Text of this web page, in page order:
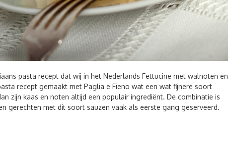
pasta recept dat wij in het Nederlands Fettucine met walnoten en
recept gemaakt met Paglia e Fieno wat een wat fijnere soort
zijn kaas en noten altijd een populair ingrediënt. De combinatie is
gerechten met dit soort sauzen vaak als eerste gang geserveerd.